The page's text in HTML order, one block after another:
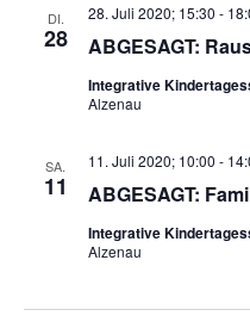
DI.
28 ABGESAGT:
28. Juli 2020; 15:30 -
Integrative
Alzenau
SA.
11 ABGESAGT:
11. Juli 2020; 10:00 -
Integrative
Alzenau